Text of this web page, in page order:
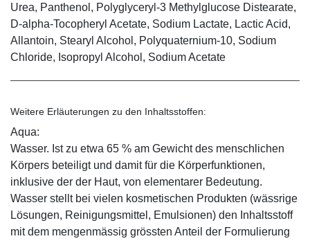
Urea, Panthenol, Polyglyceryl-3 Methylglucose Distearate,
D-alpha-Tocopheryl Acetate, Sodium Lactate, Lactic Acid,
Allantoin, Stearyl Alcohol, Polyquaternium-10, Sodium
Chloride, Isopropyl Alcohol, Sodium Acetate
Weitere Erläuterungen zu den Inhaltsstoffen:
Aqua:
Wasser. Ist zu etwa 65 % am Gewicht des menschlichen
Körpers beteiligt und damit für die Körperfunktionen,
inklusive der der Haut, von elementarer Bedeutung.
Wasser stellt bei vielen kosmetischen Produkten (wässrige
Lösungen, Reinigungsmittel, Emulsionen) den Inhaltsstoff
mit dem mengenmässig grössten Anteil der Formulierung